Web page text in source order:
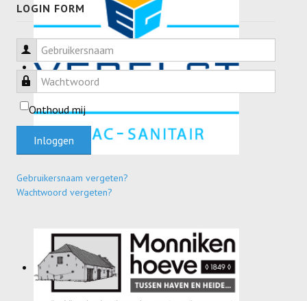
LOGIN FORM
Gebruikersnaam
Wachtwoord
Onthoud mij
Inloggen
Gebruikersnaam vergeten?
Wachtwoord vergeten?